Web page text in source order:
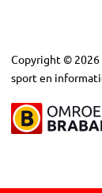
Copyright © 2026
sport en